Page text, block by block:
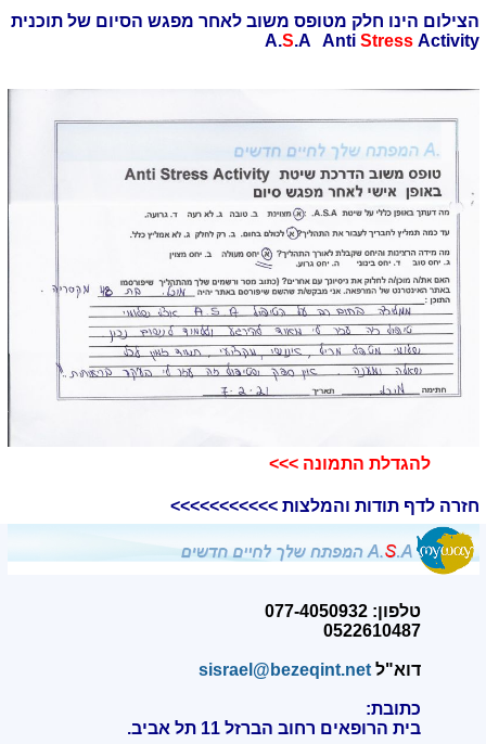
הצילום הינו חלק מטופס משוב לאחר מפגש הסיום של תוכנית
A.S.A Anti StressActivity
חזרה לדף תודות והמלצות >>>>>>>>>>>
להגדלת התמונה >>>​
טלפון: 077-4050932
0522610487
דוא"לsisrael@bezeqint.net
כתובת:
בית הרופאים רחוב הברזל 11 תל אביב.